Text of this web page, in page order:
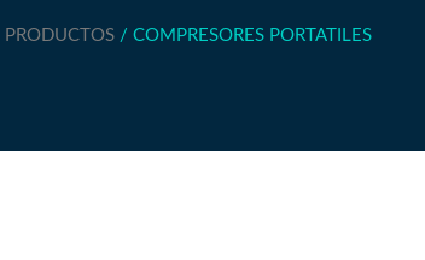
PRODUCTOS/ COMPRESORES PORTATILES